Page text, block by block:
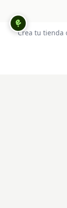
Crea tu tienda